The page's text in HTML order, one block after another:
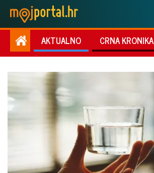
AKTUALNO CRNA KRONIKA